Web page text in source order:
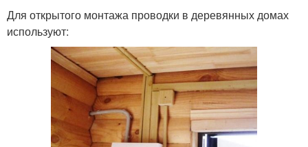
Для открытого монтажа проводки в деревянных домах
используют: